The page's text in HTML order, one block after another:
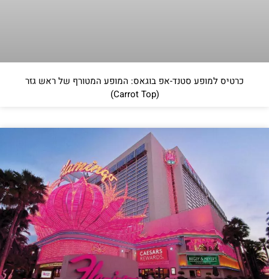
כרטיס למופע סטנד-אפ בוגאס: המופע המטורף של ראש גזר
(Carrot Top)